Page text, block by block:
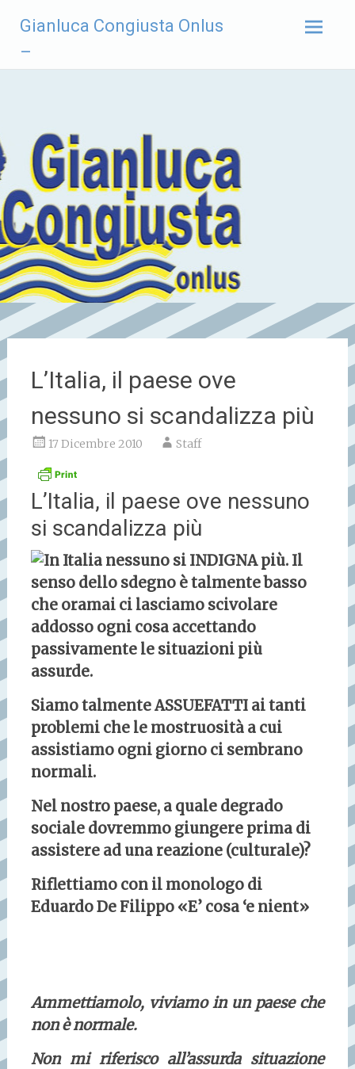
contenuto
Gianluca Congiusta Onlus
–
L’Italia, il paese ove
nessuno si scandalizza più
17 Dicembre 2010 Staff
L’Italia, il paese ove nessuno
si scandalizza più
In Italia nessuno si INDIGNA più. Il
senso dello sdegno è talmente basso
che oramai ci lasciamo scivolare
addosso ogni cosa accettando
passivamente le situazioni più
assurde.
Siamo talmente ASSUEFATTI ai tanti
problemi che le mostruosità a cui
assistiamo ogni giorno ci sembrano
normali.
Nel nostro paese, a quale degrado
sociale dovremmo giungere prima di
assistere ad una reazione (culturale)?
Riflettiamo con il monologo di
Eduardo De Filippo «E’ cosa ‘e nient»
Ammettiamolo, viviamo in un paese che
non è normale.
Non mi riferisco all’assurda situazione